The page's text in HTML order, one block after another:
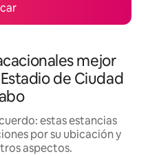
mejor
de Ciudad
estas estancias
por su ubicación y
aspectos.